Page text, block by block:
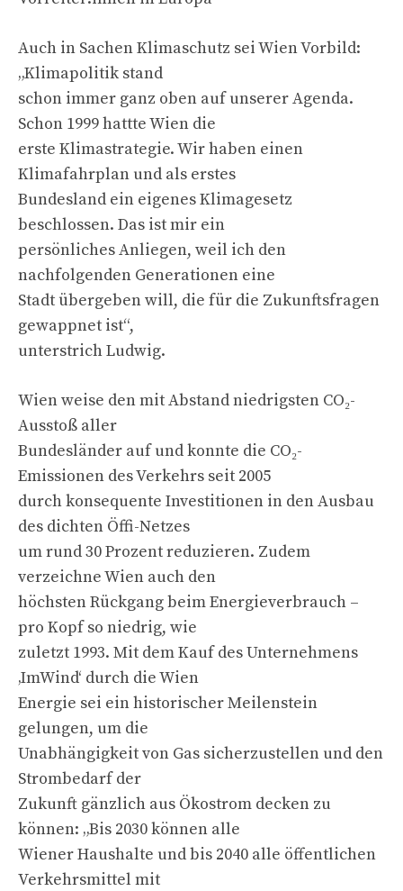
Auch in Sachen Klimaschutz sei Wien Vorbild:
„Klimapolitik stand
schon immer ganz oben auf unserer Agenda.
Schon 1999 hattte Wien die
erste Klimastrategie. Wir haben einen
Klimafahrplan und als erstes
Bundesland ein eigenes Klimagesetz
beschlossen. Das ist mir ein
persönliches Anliegen, weil ich den
nachfolgenden Generationen eine
Stadt übergeben will, die für die Zukunftsfragen
gewappnet ist“,
unterstrich Ludwig.
Wien weise den mit Abstand niedrigsten CO₂-
Ausstoß aller
Bundesländer auf und konnte die CO₂-
Emissionen des Verkehrs seit 2005
durch konsequente Investitionen in den Ausbau
des dichten Öffi-Netzes
um rund 30 Prozent reduzieren. Zudem
verzeichne Wien auch den
höchsten Rückgang beim Energieverbrauch –
pro Kopf so niedrig, wie
zuletzt 1993. Mit dem Kauf des Unternehmens
‚ImWind‘ durch die Wien
Energie sei ein historischer Meilenstein
gelungen, um die
Unabhängigkeit von Gas sicherzustellen und den
Strombedarf der
Zukunft gänzlich aus Ökostrom decken zu
können: „Bis 2030 können alle
Wiener Haushalte und bis 2040 alle öffentlichen
Verkehrsmittel mit